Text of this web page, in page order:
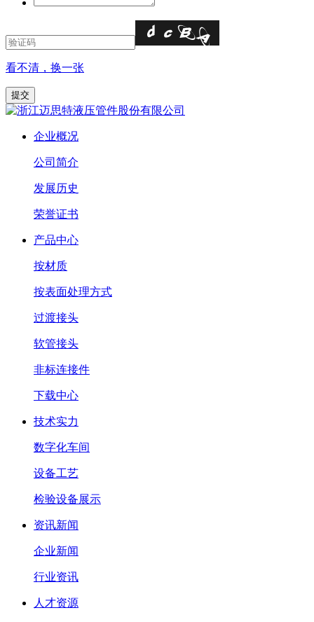
看不清，换一张
企业概况
公司简介
发展历史
荣誉证书
产品中心
按材质
按表面处理方式
过渡接头
软管接头
非标连接件
下载中心
技术实力
数字化车间
设备工艺
检验设备展示
资讯新闻
企业新闻
行业资讯
人才资源